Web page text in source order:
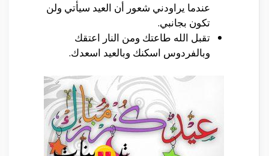
عندما يراودني شعور أن العيد سيأتي ولن
تكون بجانبي.
تقبل الله طاعتك ومن النار اعتقك
وبالفردوس اسكنك وبالعيد اسعدك.